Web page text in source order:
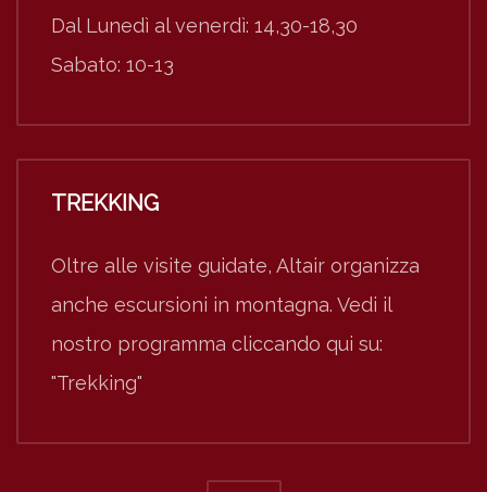
Dal Lunedì al venerdì: 14,30-18,30
Sabato: 10-13
TREKKING
Oltre alle visite guidate, Altair organizza
anche escursioni in montagna. Vedi il
nostro programma cliccando qui su:
"Trekking"